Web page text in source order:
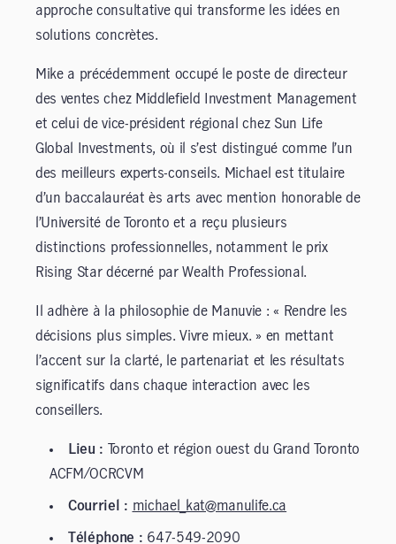
approche consultative qui transforme les idées en
solutions concrètes.
Mike a précédemment occupé le poste de directeur
des ventes chez Middlefield Investment Management
et celui de vice-président régional chez Sun Life
Global Investments, où il s’est distingué comme l’un
des meilleurs experts-conseils. Michael est titulaire
d’un baccalauréat ès arts avec mention honorable de
l’Université de Toronto et a reçu plusieurs
distinctions professionnelles, notamment le prix
Rising Star décerné par Wealth Professional.
Il adhère à la philosophie de Manuvie : « Rendre les
décisions plus simples. Vivre mieux. » en mettant
l’accent sur la clarté, le partenariat et les résultats
significatifs dans chaque interaction avec les
conseillers.
Lieu :
Toronto et région ouest du Grand Toronto
ACFM/OCRCVM
Courriel : michael_kat@manulife.ca
Téléphone : 647-549-2090